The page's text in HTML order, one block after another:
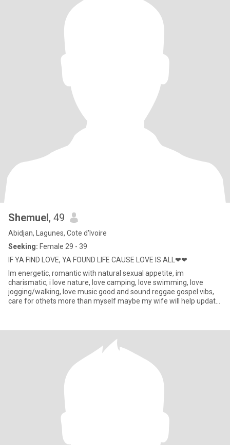
Shemuel, 49
Abidjan, Lagunes, Cote d'Ivoire
Seeking: Female 29 - 39
IF YA FIND LOVE, YA FOUND LIFE CAUSE LOVE IS ALL❤❤
Im energetic, romantic with natural sexual appetite, im
charismatic, i love nature, love camping, love swimming, love
jogging/walking, love music good and sound reggae gospel vibs,
care for othets more than myself maybe my wife will help update